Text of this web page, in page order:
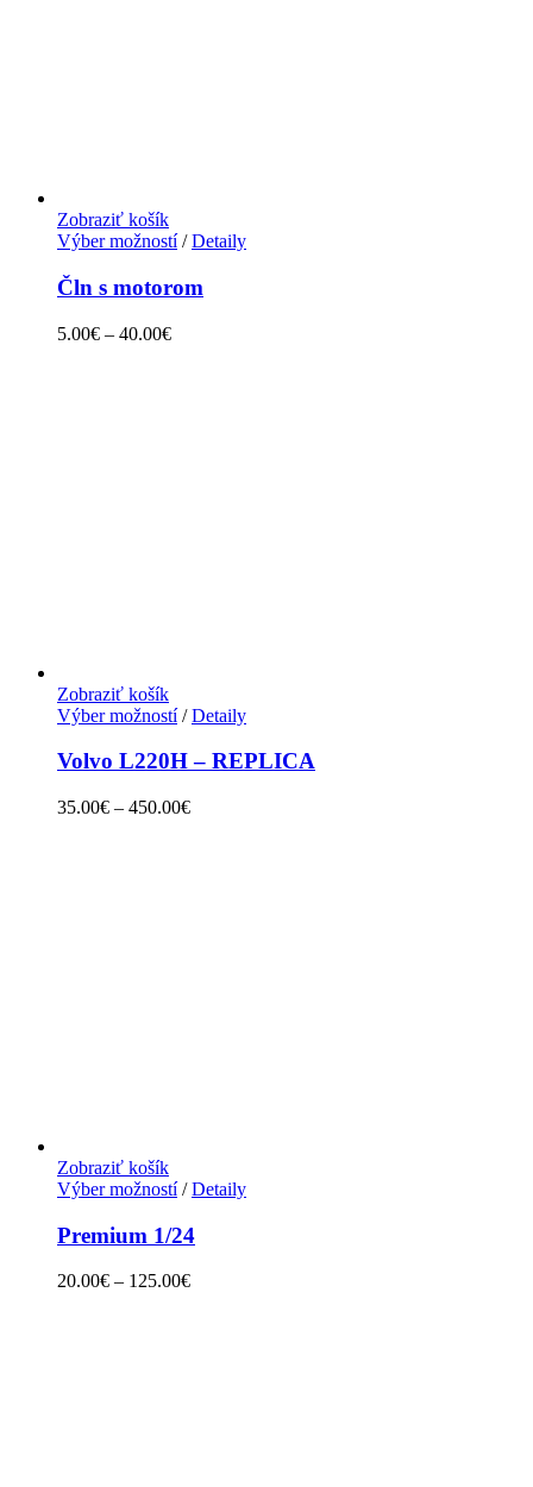
Zobraziť košík
Výber možností/ Detaily
Čln s motorom
5.00€ – 40.00€
Zobraziť košík
Výber možností/ Detaily
Volvo L220H – REPLICA
35.00€ – 450.00€
Zobraziť košík
Výber možností/ Detaily
Premium 1/24
20.00€ – 125.00€